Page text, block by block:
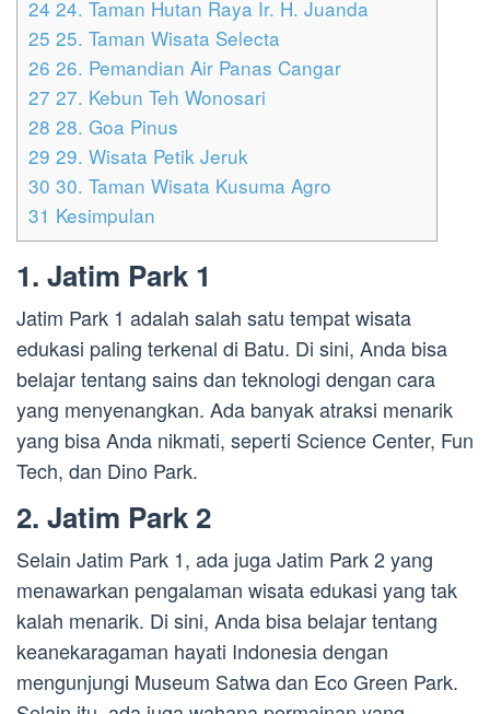
24 24. Taman Hutan Raya Ir. H. Juanda
25 25. Taman Wisata Selecta
26 26. Pemandian Air Panas Cangar
27 27. Kebun Teh Wonosari
28 28. Goa Pinus
29 29. Wisata Petik Jeruk
30 30. Taman Wisata Kusuma Agro
31 Kesimpulan
1. Jatim Park 1
Jatim Park 1 adalah salah satu tempat wisata
edukasi paling terkenal di Batu. Di sini, Anda bisa
belajar tentang sains dan teknologi dengan cara
yang menyenangkan. Ada banyak atraksi menarik
yang bisa Anda nikmati, seperti Science Center, Fun
Tech, dan Dino Park.
2. Jatim Park 2
Selain Jatim Park 1, ada juga Jatim Park 2 yang
menawarkan pengalaman wisata edukasi yang tak
kalah menarik. Di sini, Anda bisa belajar tentang
keanekaragaman hayati Indonesia dengan
mengunjungi Museum Satwa dan Eco Green Park.